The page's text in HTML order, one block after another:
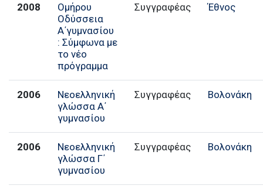
2008
Ομήρου
Οδύσσεια
Α΄γυμνασίου
: Σύμφωνα με
το νέο
πρόγραμμα
Συγγραφέας Έθνος
2006
Νεοελληνική
γλώσσα Α΄
γυμνασίου
Συγγραφέας Βολονάκη
2006
Νεοελληνική
γλώσσα Γ΄
γυμνασίου
Συγγραφέας Βολονάκη